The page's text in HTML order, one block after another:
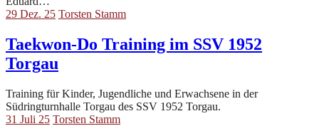
29 Dez. 25 Torsten Stamm
Taekwon-Do Training im SSV 1952
Torgau
Training für Kinder, Jugendliche und Erwachsene in der
Südringturnhalle Torgau des SSV 1952 Torgau.
31 Juli 25 Torsten Stamm